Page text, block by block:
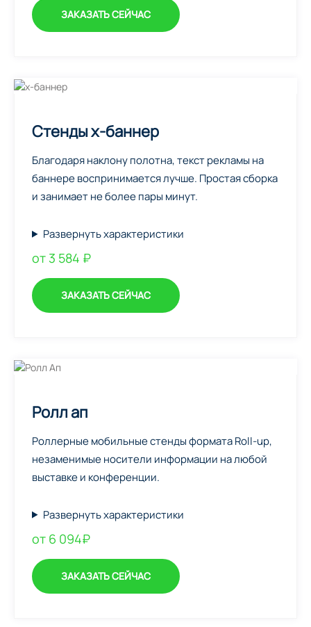
ЗАКАЗАТЬ СЕЙЧАС
Стенды х-баннер
Благодаря наклону полотна, текст рекламы на
баннере воспринимается лучше. Простая сборка
и занимает не более пары минут.
Развернуть характеристики
от 3 584 ₽
ЗАКАЗАТЬ СЕЙЧАС
Ролл ап
Роллерные мобильные стенды формата Roll-up,
незаменимые носители информации на любой
выставке и конференции.
Развернуть характеристики
от 6 094₽
ЗАКАЗАТЬ СЕЙЧАС